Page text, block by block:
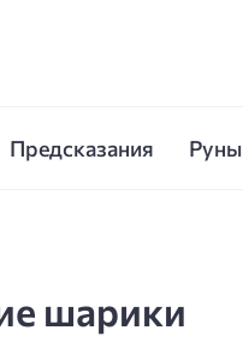
Предсказания Руны
шарики